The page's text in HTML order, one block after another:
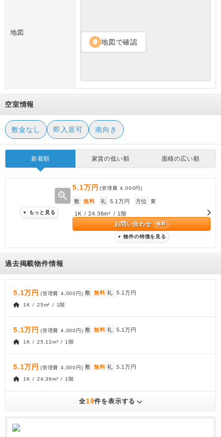
地図
location_on 地図で確認
空室情報
敷金なし 即入居可 南向き
新着順 家賃の低い順 面積の広い順
zoom_in
▼ もっと見る
5.1万円 (管理費4,000円)
敷 無料 礼 5.1万円 方位 東
1K / 24.36m² / 1階
お問い合わせ 無料
▼ 物件の特徴を見る
過去掲載物件情報
5.1万円 (管理費 4,000円) 敷 無料 礼 5.1万円
1K / 25m² / 1階
5.1万円 (管理費 4,000円) 敷 無料 礼 5.1万円
1K / 25.12m² / 1階
5.1万円 (管理費 4,000円) 敷 無料 礼 5.1万円
1K / 24.36m² / 1階
全19件を表示する